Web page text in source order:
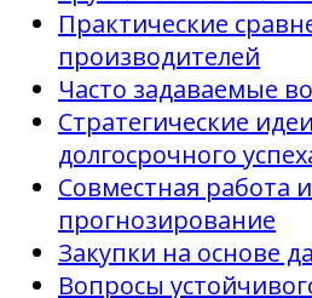
Практические
производителей
Часто задаваемые
Стратегические
долгосрочного
Совместная работа и
прогнозирование
Закупки на основе
Вопросы